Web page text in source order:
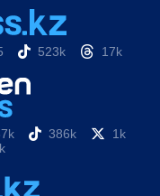
523k 17k
386k
1k